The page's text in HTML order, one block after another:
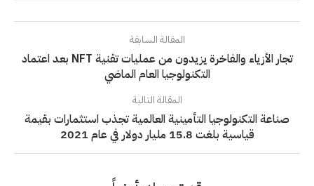
المقالة السابقة
تجار الأزياء والفاخرة يزيدون من عمليات تقنية NFT بعد اعتماد
التكنولوجيا العام الماضي
المقالة التالية
صناعة التكنولوجيا التأمينية العالمية تجذب استثمارات بقيمة
قياسية بلغت 15.8 مليار دولار في عام 2021